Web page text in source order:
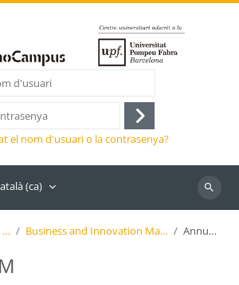
Inicia
la
sessió
el nom d'usuari o la contrasenya?
‎(ca)‎
Cerca
Departament d'Empresa Business and Innovation Management Degree Annual BAIM